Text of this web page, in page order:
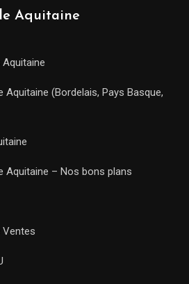
Aquitaine
(Bordelais, Pays Basque,
Aquitaine – Nos bons plans
Ventes